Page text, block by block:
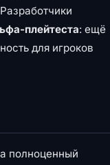
плейтеста: ещё
для игроков
полноценный